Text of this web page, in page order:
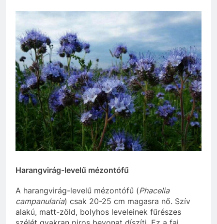
Harangvirág-levelű mézontófű
A harangvirág-levelű mézontófű (Phacelia
campanularia) csak 20-25 cm magasra nő. Szív
alakú, matt-zöld, bolyhos leveleinek fűrészes